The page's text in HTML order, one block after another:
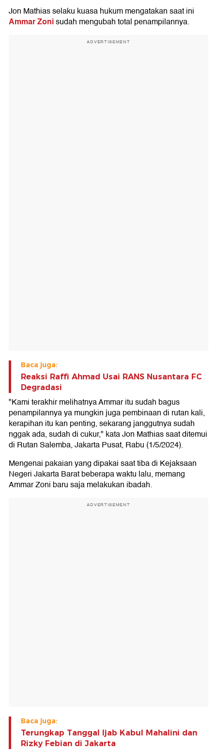
Jon Mathias selaku kuasa hukum mengatakan saat ini
Ammar Zonisudah mengubah total penampilannya.
ADVERTISEMENT
Baca juga:
Reaksi Raffi Ahmad Usai RANS Nusantara FC
Degradasi
"Kami terakhir melihatnya Ammar itu sudah bagus
penampilannya ya mungkin juga pembinaan di rutan kali,
kerapihan itu kan penting, sekarang janggutnya sudah
nggak ada, sudah di cukur," kata Jon Mathias saat ditemui
di Rutan Salemba, Jakarta Pusat, Rabu (1/5/2024).
Mengenai pakaian yang dipakai saat tiba di Kejaksaan
Negeri Jakarta Barat beberapa waktu lalu, memang
Ammar Zoni baru saja melakukan ibadah.
ADVERTISEMENT
Baca juga:
Terungkap Tanggal Ijab Kabul Mahalini dan
Rizky Febian di Jakarta